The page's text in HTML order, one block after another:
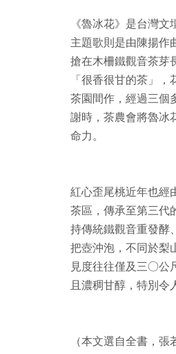
《魯冰花》是台灣
主題歌則是由陳揚作
搶在木柵鐵觀音茶芽
「很香很甘的茶」
茶園間作，經過三個
謝時，茶農會將魯冰
命力。
紅心歪尾桃近年也
茶區，傳承至第三代
持傳統鐵觀音重發酵
把壺沖泡，不同於梨
見度往往僅及三○公
且濃稠甘醇，特別令
（本文選自全書，張